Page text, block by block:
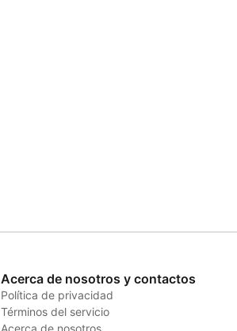
Acerca de nosotros y contactos
Política de privacidad
Términos del servicio
Acerca de nosotros